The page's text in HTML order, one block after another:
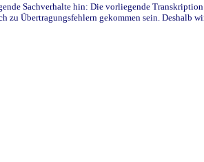
Sachverhalte hin: Die vorliegende
Übertragungsfehlern gekommen sein. Deshalb